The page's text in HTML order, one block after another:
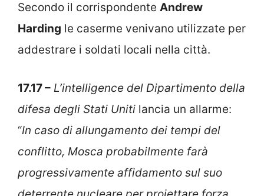
Secondo il corrispondente Andrew
Harding le caserme venivano utilizzate per
addestrare i soldati locali nella città.
17.17 – L’intelligence del Dipartimento della
difesa degli Stati Uniti lancia un allarme:
“In caso di allungamento dei tempi del
conflitto, Mosca probabilmente farà
progressivamente affidamento sul suo